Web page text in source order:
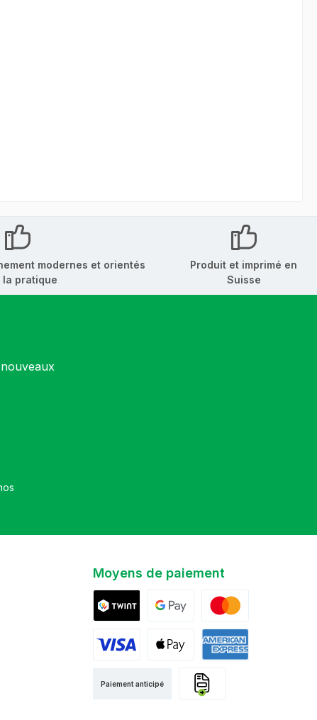
modernes et orientés
la pratique
Produit et imprimé en
Suisse
Moyens de paiement
Google PayMastercard
Paiement anticipé